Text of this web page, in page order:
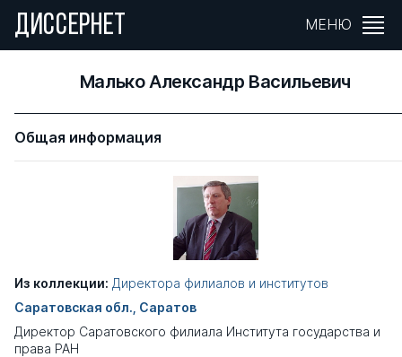
ДИССЕРНЕТ МЕНЮ
Малько Александр Васильевич
Общая информация
Из коллекции: Директора филиалов и институтов
Саратовская обл., Саратов
Директор Саратовского филиала Института государства и
права РАН